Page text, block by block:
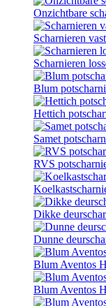
Onzichtbare
Scharnieren
Scharnieren
Blum
Hettich
Samet
RVS
Dikke
Dunne
Blum Aventos
Blum Aventos